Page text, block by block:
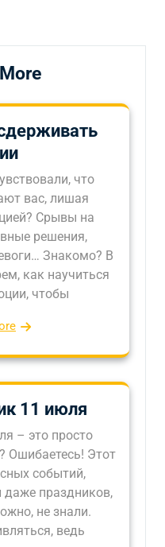
что
вас, лишая
Срывы на
решения,
Знакомо? В
как научиться
чтобы
11 июля
– это просто
Ошибаетесь! Этот
событий,
даже праздников,
не знали.
ведь